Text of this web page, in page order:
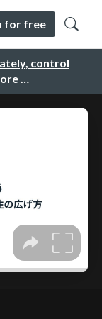
control
…
for free